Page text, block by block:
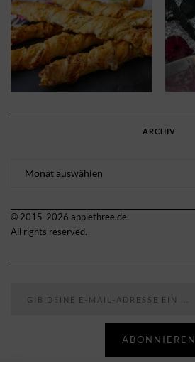
ARCHIV
© 2015-2026 applethree.de
All rights reserved.
ABONNIEREN